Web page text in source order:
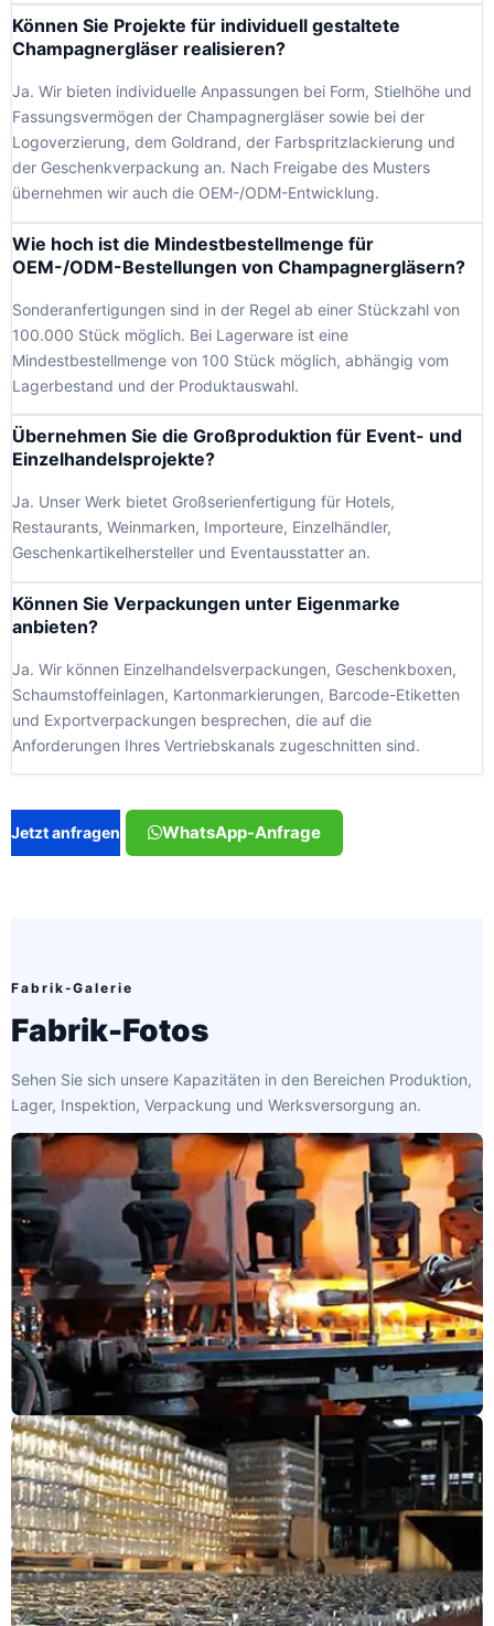
Können Sie Projekte für individuell gestaltete
Champagnergläser realisieren?
Ja. Wir bieten individuelle Anpassungen bei Form, Stielhöhe und
Fassungsvermögen der Champagnergläser sowie bei der
Logoverzierung, dem Goldrand, der Farbspritzlackierung und
der Geschenkverpackung an. Nach Freigabe des Musters
übernehmen wir auch die OEM-/ODM-Entwicklung.
Wie hoch ist die Mindestbestellmenge für
OEM-/ODM-Bestellungen von Champagnergläsern?
Sonderanfertigungen sind in der Regel ab einer Stückzahl von
100.000 Stück möglich. Bei Lagerware ist eine
Mindestbestellmenge von 100 Stück möglich, abhängig vom
Lagerbestand und der Produktauswahl.
Übernehmen Sie die Großproduktion für Event- und
Einzelhandelsprojekte?
Ja. Unser Werk bietet Großserienfertigung für Hotels,
Restaurants, Weinmarken, Importeure, Einzelhändler,
Geschenkartikelhersteller und Eventausstatter an.
Können Sie Verpackungen unter Eigenmarke
anbieten?
Ja. Wir können Einzelhandelsverpackungen, Geschenkboxen,
Schaumstoffeinlagen, Kartonmarkierungen, Barcode-Etiketten
und Exportverpackungen besprechen, die auf die
Anforderungen Ihres Vertriebskanals zugeschnitten sind.
Jetzt anfragen WhatsApp-Anfrage
Fabrik-Galerie
Fabrik-Fotos
Sehen Sie sich unsere Kapazitäten in den Bereichen Produktion,
Lager, Inspektion, Verpackung und Werksversorgung an.